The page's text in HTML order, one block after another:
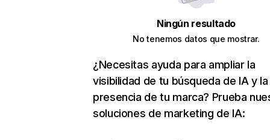
Ningún resultado
No tenemos datos que mostrar.
¿Necesitas ayuda para ampliar la
visibilidad de tu búsqueda de IA y la
presencia de tu marca? Prueba
soluciones de marketing de IA: